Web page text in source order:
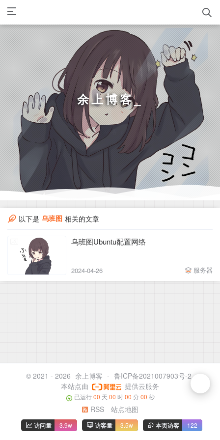
余上博客_
十年生死两茫茫，五年生死一茫茫。
「 网络 」
以下是 乌班图 相关的文章
乌班图Ubuntu配置网络
2024-04-26 服务器
© 2021 - 2026 余上博客 - 鲁ICP备2021007903号-2
本站点由
提供云服务
已运行00 天 00 时00 分 00 秒
RSS 站点地图
访问量 3.9w 访客量 3.5w 本页访客 122